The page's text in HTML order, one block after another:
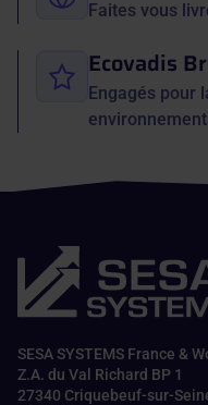
Faites vous
Ecovadis
Engagés pour
SESA SYSTEMS France &
Z.A. du Val Richard BP 1
27340 Criquebeuf-sur-